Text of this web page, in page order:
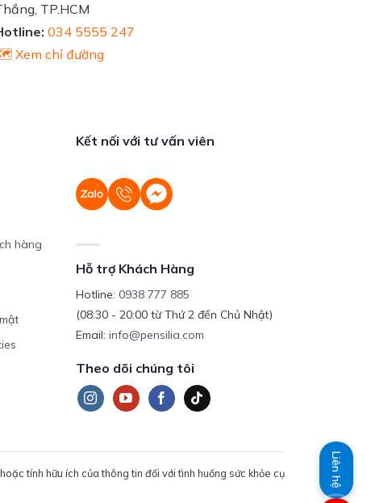
TP.HCM
034 5555 247
Xem chỉ đường
hàng
Kết nối với tư vấn viên
Hỗ trợ Khách Hàng
Hotline:0938 777 885
(08:30 - 20:00 từ Thứ 2 đến Chủ Nhật)
Email:info@pensilia.com
Theo dõi chúng tôi
tính hữu ích của thông tin đối với tình huống sức khỏe cụ
Liên hệ